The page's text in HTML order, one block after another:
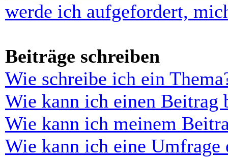
werde ich aufgefordert,
Beiträge schreiben
Wie schreibe ich ein
Wie kann ich einen Beitrag
Wie kann ich meinem
Wie kann ich eine Umfrage